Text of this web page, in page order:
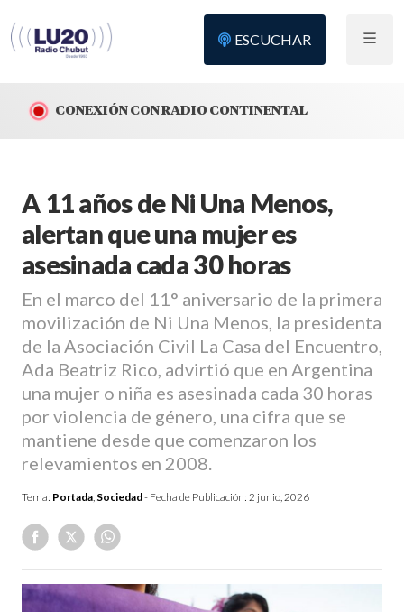
ESCUCHAR
CONEXIÓN CON RADIO CONTINENTAL
A 11 años de Ni Una Menos,
alertan que una mujer es
asesinada cada 30 horas
En el marco del 11° aniversario de la primera
movilización de Ni Una Menos, la presidenta
de la Asociación Civil La Casa del Encuentro,
Ada Beatriz Rico, advirtió que en Argentina
una mujer o niña es asesinada cada 30 horas
por violencia de género, una cifra que se
mantiene desde que comenzaron los
relevamientos en 2008.
Tema: Portada, Sociedad- Fecha de Publicación: 2 junio, 2026